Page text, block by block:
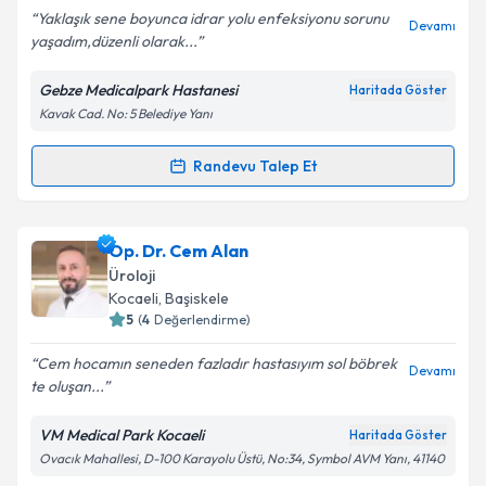
E-posta Adresiniz
Kişisel verilerimin işlenmesine ilişkin
Metni'ni okudum ve kişisel verilerimin belirtilen
kapsamda işlenmesini kabul ediyorum.
Yaklaşık sene boyunca idrar yolu enfeksiyonu sorunu
yaşadım,düzenli olarak...
Devamı
Gebze Medicalpark Hastanesi Haritada Göster
Kavak Cad. No: 5 Belediye Yanı
Randevu Talep Et
Randevu Takvimi Talebi
Doç. Dr. Göksel Bayariçin randevu takvimi talebi
oluşturun. Size bu uzmandan randevu almanız için bir
takvim hazırlandığında e-posta ile bilgilendireceğiz.
Kişisel verilerimin işlenmesine ilişkin
Aydınlatma
Metni'ni okudum ve kişisel verilerimin belirtilen
Op. Dr. Cem Alan
Üroloji
Kocaeli, Başiskele
5 (4 Değerlendirme)
Cem hocamın seneden fazladır hastasıyım sol böbrek
te oluşan...
Devamı
VM Medical Park Kocaeli Haritada Göster
Ovacık Mahallesi, D-100 Karayolu Üstü, No:34, Symbol AVM Yanı, 41140